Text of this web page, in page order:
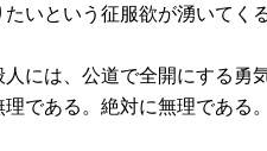
いという征服欲が湧いてく
には、公道で全開にする
である。絶対に無理であ